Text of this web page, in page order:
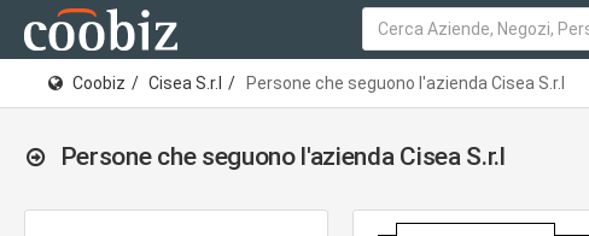
Coobiz Cisea S.r.l Persone che seguono l'azienda Cisea S.r.l
Persone che seguono l'azienda Cisea S.r.l